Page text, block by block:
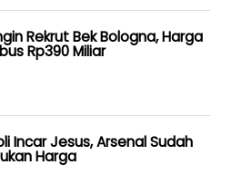
Rekrut Bek Bologna, Harga
Rp390 Miliar
Incar Jesus, Arsenal Sudah
Harga